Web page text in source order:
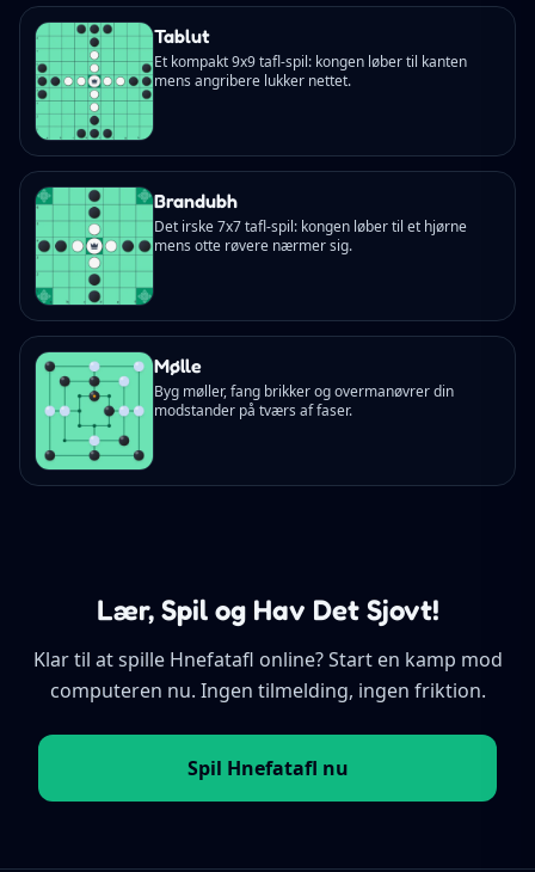
Tablut
Et kompakt 9x9 tafl-spil: kongen løber til kanten
mens angribere lukker nettet.
Brandubh
Det irske 7x7 tafl-spil: kongen løber til et hjørne
mens otte røvere nærmer sig.
Mølle
Byg møller, fang brikker og overmanøvrer din
modstander på tværs af faser.
Lær, Spil og Hav Det Sjovt!
Klar til at spille Hnefatafl online? Start en kamp mod
computeren nu. Ingen tilmelding, ingen friktion.
Spil Hnefatafl nu